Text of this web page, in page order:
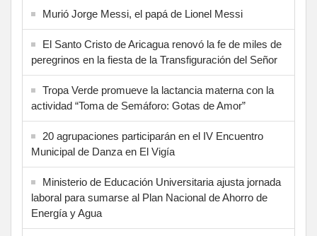
Murió Jorge Messi, el papá de Lionel Messi
El Santo Cristo de Aricagua renovó la fe de miles de
peregrinos en la fiesta de la Transfiguración del Señor
Tropa Verde promueve la lactancia materna con la
actividad “Toma de Semáforo: Gotas de Amor”
20 agrupaciones participarán en el IV Encuentro
Municipal de Danza en El Vigía
Ministerio de Educación Universitaria ajusta jornada
laboral para sumarse al Plan Nacional de Ahorro de
Energía y Agua